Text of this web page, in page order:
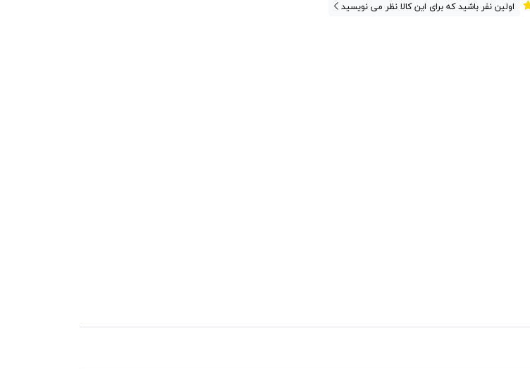
اولین نفر باشید که برای این کالا نظر می نویسید